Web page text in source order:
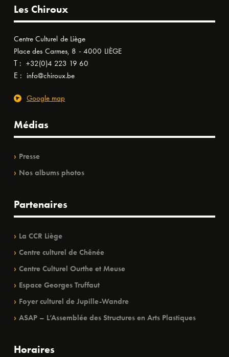
Les Chiroux
Centre Culturel de Liège
Place des Carmes, 8 - 4000 LIÈGE
T : +32(0)4 223 19 60
E : info@chiroux.be
Google map
Médias
Presse
Nos albums photos
Partenaires
La CCR Liège
Centre culturel de Chênée
Centre Culturel Ourthe et Meuse
Espace Georges Truffaut
Foyer culturel de Jupille-Wandre
ASAP – L’Assemblée des Structures en Arts Plastiques
Horaires